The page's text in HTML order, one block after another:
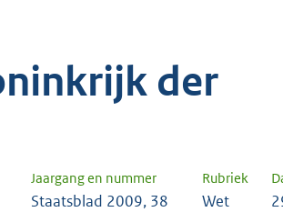
der
Jaargang en nummer Rubriek
Staatsblad 2009, 38 Wet